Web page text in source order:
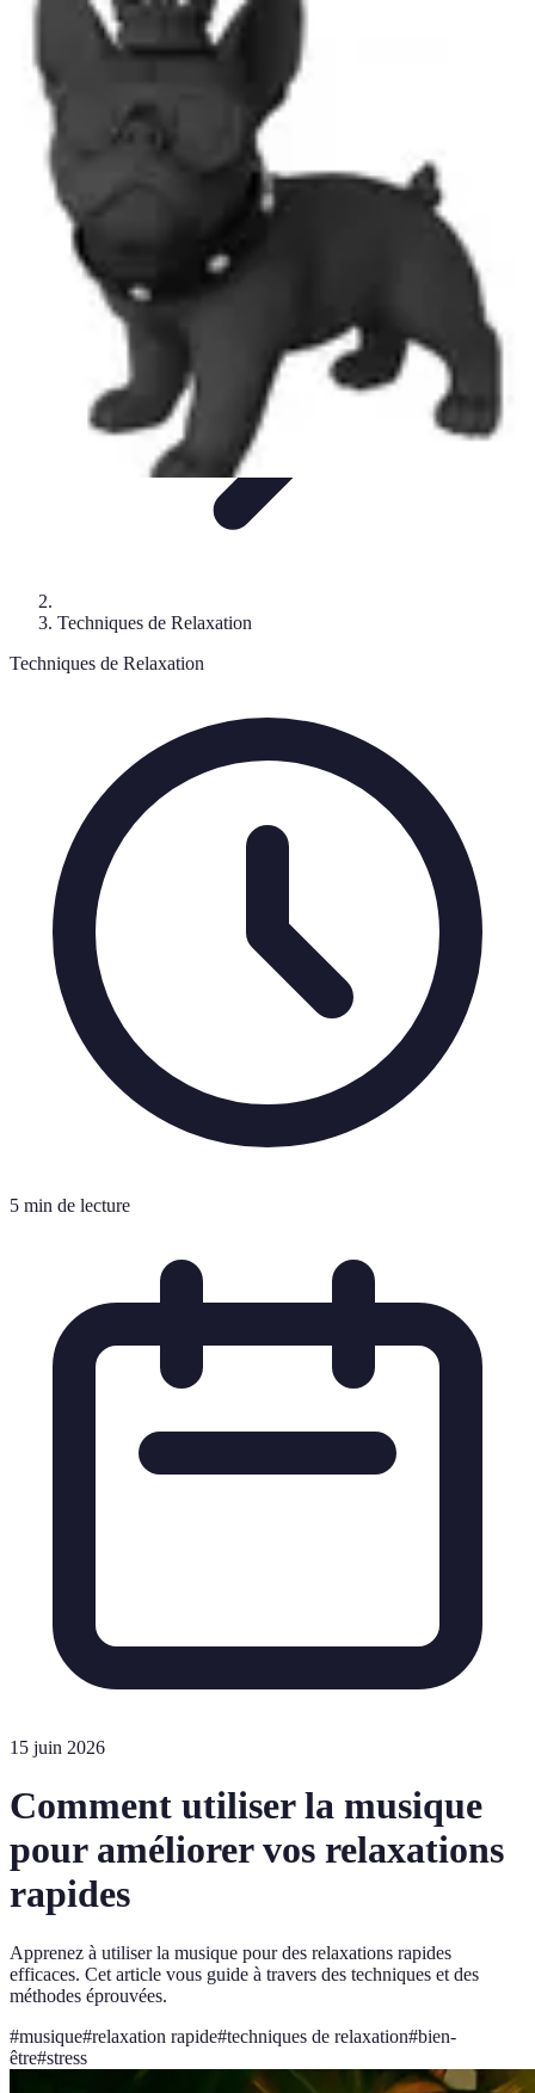
Relaxations Rapides
Techniques de Relaxation Conseils Pratiques
quotidienne
TechnologieRoutines
Relaxations Rapides
Techniques de Relaxation
Techniques de Relaxation
5 min de lecture
15 juin 2026
Comment utiliser la musique
pour améliorer vos relaxations
rapides
Apprenez à utiliser la musique pour des relaxations rapides
efficaces. Cet article vous guide à travers des techniques et des
méthodes éprouvées.
#musique#relaxation rapide#techniques de relaxation#bien-
être#stress